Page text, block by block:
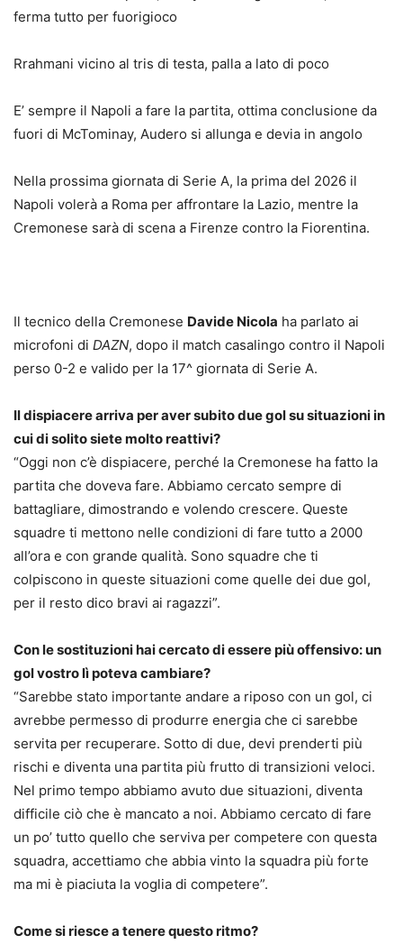
ferma tutto per fuorigioco
Rrahmani vicino al tris di testa, palla a lato di poco
E’ sempre il Napoli a fare la partita, ottima conclusione da
fuori di McTominay, Audero si allunga e devia in angolo
Nella prossima giornata di Serie A, la prima del 2026 il
Napoli volerà a Roma per affrontare la Lazio, mentre la
Cremonese sarà di scena a Firenze contro la Fiorentina.
Il tecnico della Cremonese Davide Nicola ha parlato ai
microfoni di DAZN, dopo il match casalingo contro il Napoli
perso 0-2 e valido per la 17^ giornata di Serie A.
Il dispiacere arriva per aver subito due gol su situazioni in
cui di solito siete molto reattivi?
“Oggi non c’è dispiacere, perché la Cremonese ha fatto la
partita che doveva fare. Abbiamo cercato sempre di
battagliare, dimostrando e volendo crescere. Queste
squadre ti mettono nelle condizioni di fare tutto a 2000
all’ora e con grande qualità. Sono squadre che ti
colpiscono in queste situazioni come quelle dei due gol,
per il resto dico bravi ai ragazzi”.
Con le sostituzioni hai cercato di essere più offensivo: un
gol vostro lì poteva cambiare?
“Sarebbe stato importante andare a riposo con un gol, ci
avrebbe permesso di produrre energia che ci sarebbe
servita per recuperare. Sotto di due, devi prenderti più
rischi e diventa una partita più frutto di transizioni veloci.
Nel primo tempo abbiamo avuto due situazioni, diventa
difficile ciò che è mancato a noi. Abbiamo cercato di fare
un po’ tutto quello che serviva per competere con questa
squadra, accettiamo che abbia vinto la squadra più forte
ma mi è piaciuta la voglia di competere”.
Come si riesce a tenere questo ritmo?